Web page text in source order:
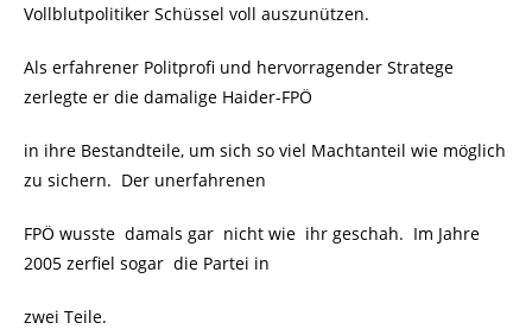
Vollblutpolitiker Schüssel voll auszunützen.
Als erfahrener Politprofi und hervorragender Stratege
zerlegte er die damalige Haider-FPÖ
in ihre Bestandteile, um sich so viel Machtanteil wie möglich
zu sichern. Der unerfahrenen
FPÖ wusste damals gar nicht wie ihr geschah. Im Jahre
2005 zerfiel sogar die Partei in
zwei Teile.